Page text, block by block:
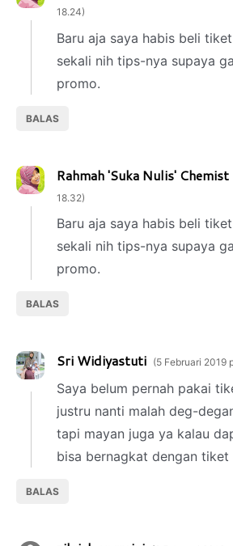
18.24
Baru aja saya habis beli
sekali nih tips-nya supaya
promo.
BALAS
Rahmah 'Suka Nulis' Chemist
18.32
Baru aja saya habis beli
sekali nih tips-nya supaya
promo.
BALAS
Sri Widiyastuti 5 Februari 2019
Saya belum pernah pakai
justru nanti malah deg-
tapi mayan juga ya kalau
bisa bernagkat dengan tiket
BALAS